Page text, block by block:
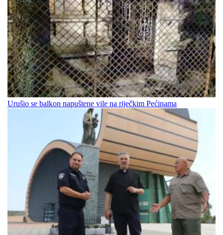
Urušio se balkon napuštene vile na riječkim Pećinama